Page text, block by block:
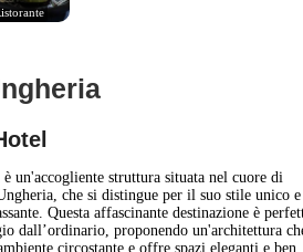
un'accogliente struttura situata nel cuore di
che si distingue per il suo stile unico
Questa affascinante destinazione è
dall’ordinario, proponendo un'architettura
circostante e offre spazi eleganti e ben